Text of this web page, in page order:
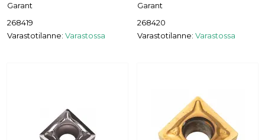
Garant
268419
Varastotilanne: Varastossa
Garant
268420
Varastotilanne: Varastossa